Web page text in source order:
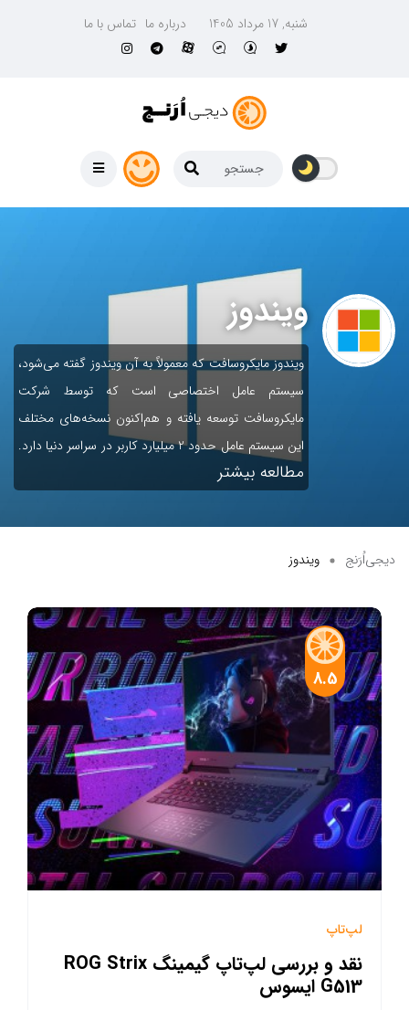
شنبه, 17 مرداد 1405 درباره ما تماس با ما
ویندوز
ویندوز مایکروسافت که معمولاً به آن ویندوز گفته می‌شود،
سیستم عامل اختصاصی است که توسط شرکت
مایکروسافت توسعه یافته و هم‌اکنون نسخه‌های مختلف
این سیستم عامل حدود 2 میلیارد کاربر در سراسر دنیا دارد.
مطالعه بیشتر
دیجی‌اُرَنج ویندوز
8.5
لپ‌تاپ
نقد و بررسی لپ‌تاپ گیمینگ ROG Strix
G513 ایسوس